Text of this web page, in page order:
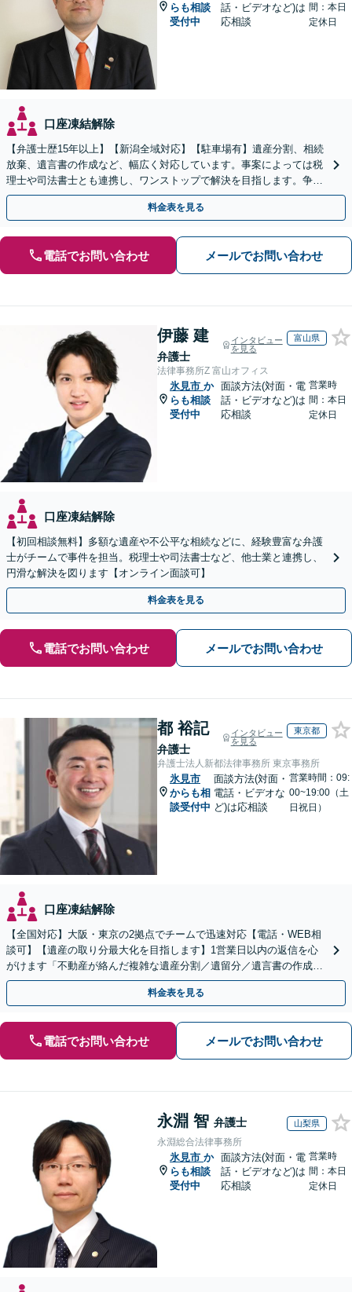
らも相談
受付中
話・ビデオなど)は
応相談
間：本日
定休日
口座凍結解除
【弁護士歴15年以上】【新潟全域対応】【駐車場有】遺産分割、相続
放棄、遺言書の作成など、幅広く対応しています。事案によっては税
理士や司法書士とも連携し、ワンストップで解決を目指します。争い
を防ぐためにもぜひご相談ください。【分割払い可】
料金表を見る
電話でお問い合わせ メールでお問い合わせ
伊藤 建
弁護士
インタビュー
を見る
富山県
法律事務所Z 富山オフィス
氷見市 か
らも相談
受付中
面談方法(対面・電
話・ビデオなど)は
応相談
営業時
間：本日
定休日
口座凍結解除
【初回相談無料】多額な遺産や不公平な相続などに、経験豊富な弁護
士がチームで事件を担当。税理士や司法書士など、他士業と連携し、
円滑な解決を図ります【オンライン面談可】
料金表を見る
電話でお問い合わせ メールでお問い合わせ
都 裕記
弁護士
インタビュー
を見る
東京都
弁護士法人新都法律事務所 東京事務所
氷見市
からも相
談受付中
面談方法(対面・
電話・ビデオな
ど)は応相談
営業時間：09:
00~19:00（土
日祝日）
口座凍結解除
【全国対応】大阪・東京の2拠点でチームで迅速対応【電話・WEB相
談可】【遺産の取り分最大化を目指します】1営業日以内の返信を心
がけます「不動産が絡んだ複雑な遺産分割／遺留分／遺言書の作成・
執行／事業承継など、お任せください」【休日相談あり】
料金表を見る
電話でお問い合わせ メールでお問い合わせ
永淵 智 弁護士 山梨県
永淵総合法律事務所
氷見市 か
らも相談
受付中
面談方法(対面・電
話・ビデオなど)は
応相談
営業時
間：本日
定休日